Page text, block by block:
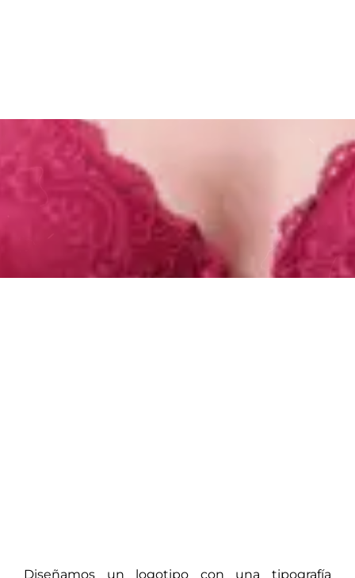
Diseñamos un logotipo con una tipografía